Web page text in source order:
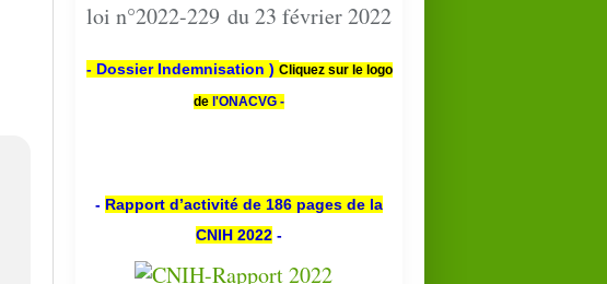
loi n°2022-229 du 23 février 2022
- Dossier Indemnisation ) Cliquez sur le logo
de l'ONACVG -
- Rapport d’activité de 186 pages de la
CNIH 2022 -